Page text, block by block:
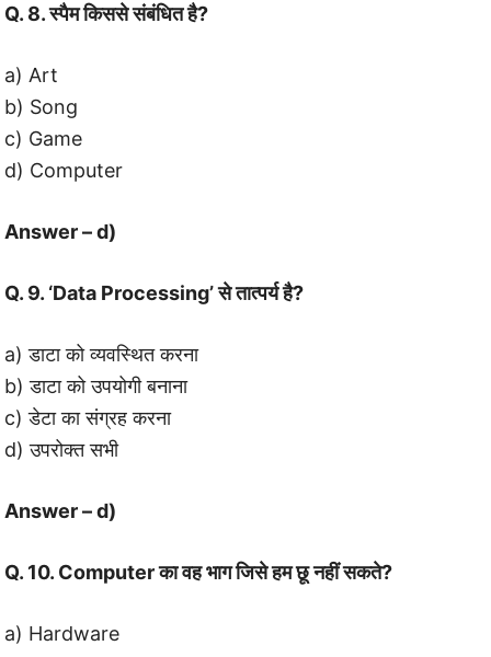
Q. 8. स्पैम किससे संबंधित है?
a) Art
b) Song
c) Game
d) Computer
Answer – d)
Q. 9. ‘Data Processing’ से तात्पर्य है?
a) डाटा को व्यवस्थित करना
b) डाटा को उपयोगी बनाना
c) डेटा का संग्रह करना
d) उपरोक्त सभी
Answer – d)
Q. 10. Computer का वह भाग जिसे हम छू नहीं सकते?
a) Hardware